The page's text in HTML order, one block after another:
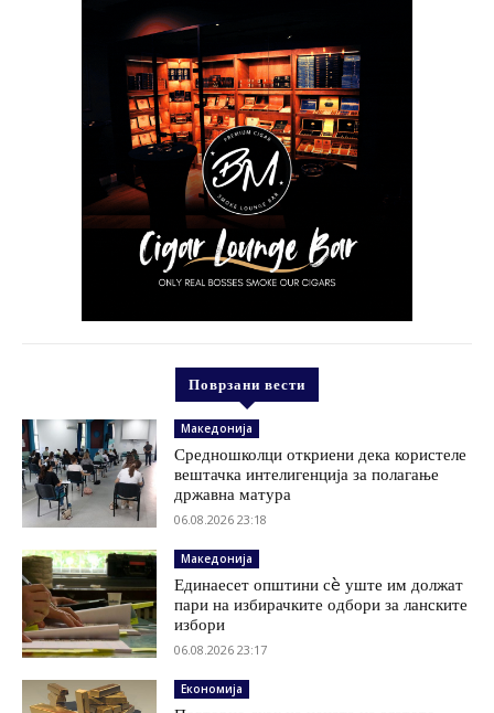
Поврзани вести
Македонија
Средношколци откриени дека користеле
вештачка интелигенција за полагање
државна матура
06.08.2026 23:18
Македонија
Единаесет општини сè уште им должат
пари на избирачките одбори за ланските
избори
06.08.2026 23:17
Економија